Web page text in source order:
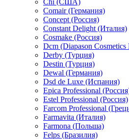
Chi (США)
Comair (Германия)
Concept (Россия)
Constant Delight (Италия)
Cosmake (Россия)
Dcm (Diapason
Derby (Турция)
Destin (Турция)
Dewal (Германия)
Dsd de Luxe (Испания)
Epica Professional
Estel Professional (Россия)
Farcom Professional
Farmavita (Италия)
Farmona (Польша)
Felps (Бразилия)